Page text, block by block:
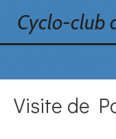
Skip
to
content
Cyclo-club
Visite de